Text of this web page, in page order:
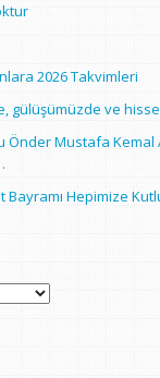
2026 Takvimleri
gülüşümüzde ve
Önder Mustafa Kemal
Bayramı Hepimize